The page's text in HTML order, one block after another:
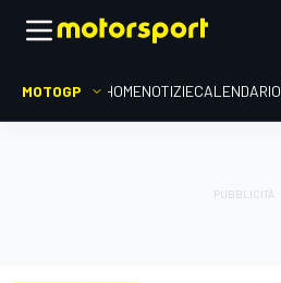
MOTOGP HOMENOTIZIECALENDARIO